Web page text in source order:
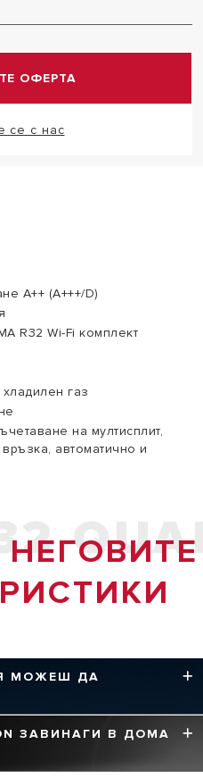
на готовност за
ОФЕРТА
се с нас
A++ (A+++/D)
R32 Wi-Fi комплект
газ
на мултисплит,
автоматично и
МОЖЕШ ДА
работата на
консумацията
ЗАВИНАГИ В ДОМА